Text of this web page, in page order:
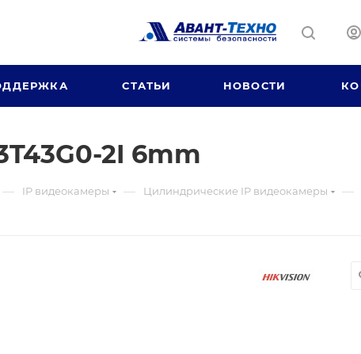
СТАТЬИ НОВОСТИ
2I 6mm
— IP видеокамеры — Цилиндрические IP видеокамеры —